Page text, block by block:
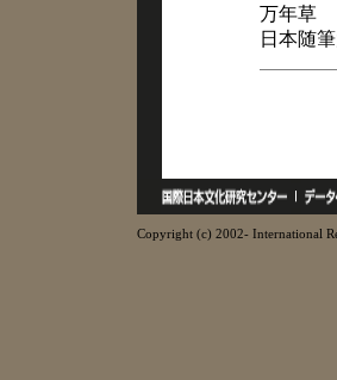
万年草
日本随
Copyright (c) 2002- International